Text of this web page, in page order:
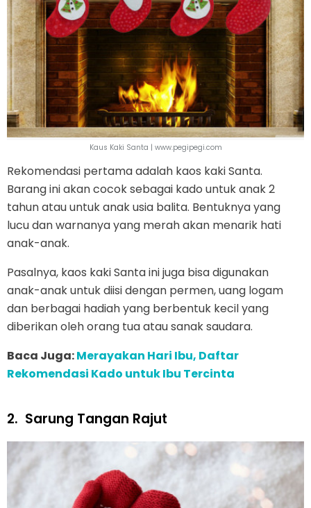
Kaus Kaki Santa | www.pegipegi.com
Rekomendasi pertama adalah kaos kaki Santa.
Barang ini akan cocok sebagai kado untuk anak 2
tahun atau untuk anak usia balita. Bentuknya yang
lucu dan warnanya yang merah akan menarik hati
anak-anak.
Pasalnya, kaos kaki Santa ini juga bisa digunakan
anak-anak untuk diisi dengan permen, uang logam
dan berbagai hadiah yang berbentuk kecil yang
diberikan oleh orang tua atau sanak saudara.
Baca Juga:Merayakan Hari Ibu, Daftar
Rekomendasi Kado untuk Ibu Tercinta
2. Sarung Tangan Rajut